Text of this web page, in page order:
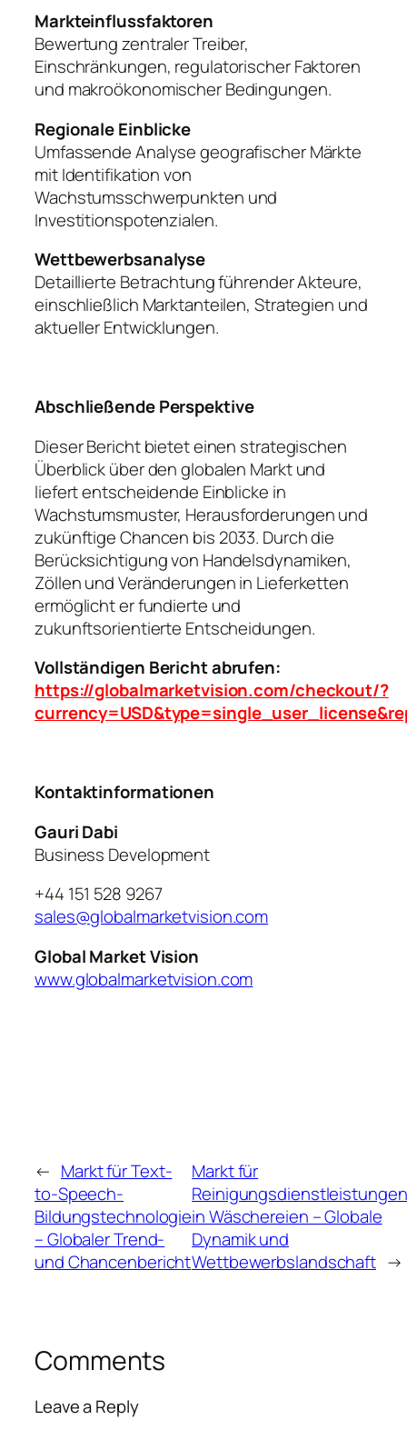
Markteinflussfaktoren
Bewertung zentraler Treiber,
Einschränkungen, regulatorischer Faktoren
und makroökonomischer Bedingungen.
Regionale Einblicke
Umfassende Analyse geografischer Märkte
mit Identifikation von
Wachstumsschwerpunkten und
Investitionspotenzialen.
Wettbewerbsanalyse
Detaillierte Betrachtung führender Akteure,
einschließlich Marktanteilen, Strategien und
aktueller Entwicklungen.
Abschließende Perspektive
Dieser Bericht bietet einen strategischen
Überblick über den globalen Markt und
liefert entscheidende Einblicke in
Wachstumsmuster, Herausforderungen und
zukünftige Chancen bis 2033. Durch die
Berücksichtigung von Handelsdynamiken,
Zöllen und Veränderungen in Lieferketten
ermöglicht er fundierte und
zukunftsorientierte Entscheidungen.
Vollständigen Bericht abrufen:
https://globalmarketvision.com/checkout/?
Kontaktinformationen
Gauri Dabi
Business Development
+44 151 528 9267
sales@globalmarketvision.com
Global Market Vision
www.globalmarketvision.com
← Markt für Text-
to-Speech-
Bildungstechnologie
– Globaler Trend-
und Chancenbericht
Markt für
Reinigungsdienstleistungen
in Wäschereien – Globale
Dynamik und
Wettbewerbslandschaft →
Comments
Leave a Reply